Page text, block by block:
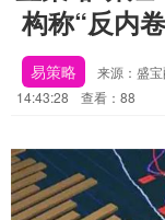
构称“反内
易策略 来源：盛
14:43:28
查看：88